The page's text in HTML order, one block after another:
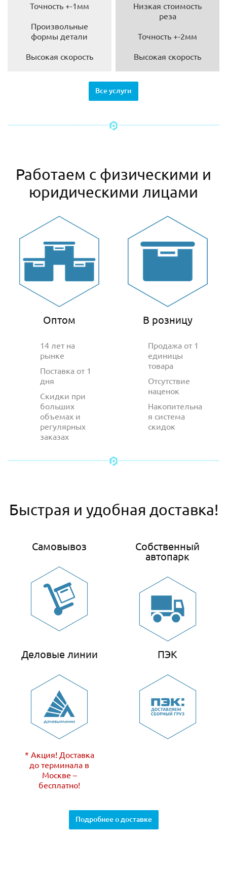
Точность +-1мм
Произвольные
формы детали
Высокая скорость
Низкая стоимость
реза
Точность +-2мм
Высокая скорость
Все услуги
Работаем с физическими и
юридическими лицами
Оптом
14 лет на
рынке
Поставка от 1
дня
Скидки при
больших
объемах и
регулярных
заказах
В розницу
Продажа от 1
единицы
товара
Отсутствие
наценок
Накопительна
я система
скидок
Быстрая и удобная доставка!
Самовывоз
Собственный
автопарк
Деловые линии
* Акция! Доставка
до терминала в
Москве –
бесплатно!
ПЭК
Подробнее о доставке